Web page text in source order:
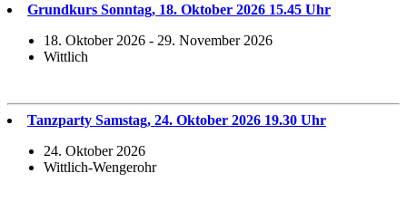
Grundkurs Sonntag, 18. Oktober 2026 15.45 Uhr
18. Oktober 2026 - 29. November 2026
Wittlich
Tanzparty Samstag, 24. Oktober 2026 19.30 Uhr
24. Oktober 2026
Wittlich-Wengerohr